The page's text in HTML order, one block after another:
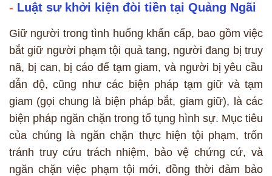
- Luật sư khởi kiện đòi tiền tại Quảng Ngãi
Giữ người trong tình huống khẩn cấp, bao gồm việc
bắt giữ người phạm tội quả tang, người đang bị truy
nã, bị can, bị cáo để tạm giam, và người bị yêu cầu
dẫn độ, cũng như các biện pháp tạm giữ và tạm
giam (gọi chung là biện pháp bắt, giam giữ), là các
biện pháp ngăn chặn trong tố tụng hình sự. Mục tiêu
của chúng là ngăn chặn thực hiện tội phạm, trốn
tránh truy cứu trách nhiệm, bảo vệ chứng cứ, và
ngăn chặn việc phạm tội mới, đồng thời đảm bảo